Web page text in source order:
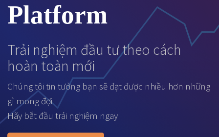
Platform
Trải nghiệm đầu tư theo cách
hoàn toàn mới
Chúng tôi tin tưởng bạn sẽ đạt được nhiều hơn những
gì mong đợi
Hãy bắt đầu trải nghiệm ngay